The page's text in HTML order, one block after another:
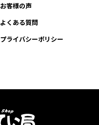
お客様の声
よくある質問
プライバシーポリシー